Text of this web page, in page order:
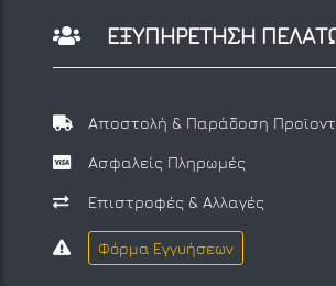
ΕΞΥΠΗΡΕΤΗΣΗ
Αποστολή & Παράδοση
Ασφαλείς Πληρωμές
Επιστροφές & Αλλαγές
Φόρμα Εγγυήσεων